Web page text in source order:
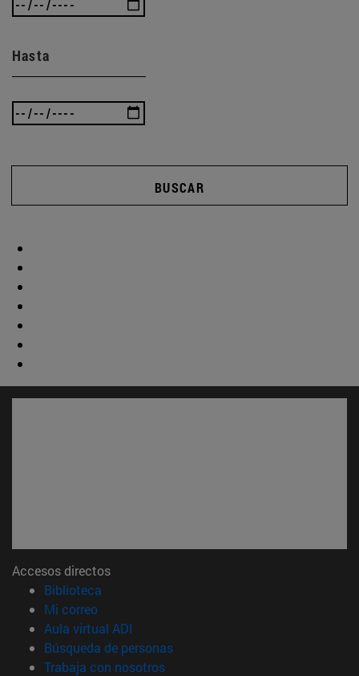
Hasta
BUSCAR
Accesos directos
Biblioteca
Mi correo(abre en nueva ventana)
Aula virtual ADI
Búsqueda de personas(abre en nueva ventana)
Trabaja con nosotros(abre en nueva ventana)